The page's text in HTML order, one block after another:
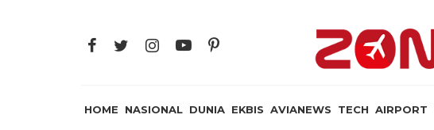
HOME NASIONAL DUNIA EKBIS AVIANEWS TECH AIRPORT